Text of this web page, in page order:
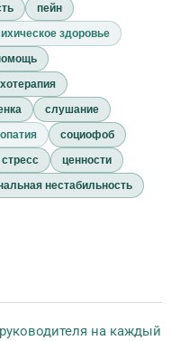
пейн
здоровье
слушание
социофоб
ценности
нестабильность
на каждый